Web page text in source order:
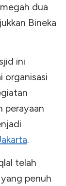
dua
Bineka
ini
organisasi
perayaan
.
telah
penuh